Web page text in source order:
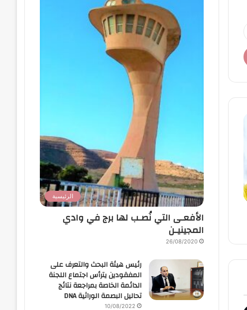
الرئيسية
الأفعـى التي نُصـب لها برج في وادي
المجينيـن
26/08/2020
رئيس هيئة البحث والتعرف على
المفقودين يترأس اجتماع اللجنة
الدائمة الخاصة بمراجعة نتائج
تحاليل البصمة الوراثية DNA
10/08/2022